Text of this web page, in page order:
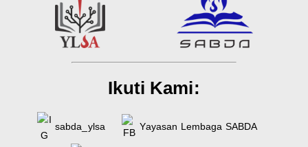
Ikuti Kami:
sabda_ylsa Yayasan Lembaga SABDA